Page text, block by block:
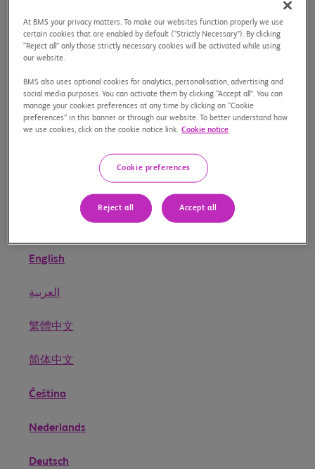
Los estándares de Bristol Myers Squibb
en materia de conducta y ética de
negocios ofrecen un resumen de
importantes políticas y procedimientos
con los que se llevan a cabo los
negocios de la compañía, de manera
legal, ética y responsable.
Los Principios de Integridad proporcionan una guía para
ayudarnos a todos a tomar decisiones éticas. Estos
procedimientos de BMS y son un elemento importante de
nuestro programa de Cumplimiento.
English
العربية
繁體中文
简体中文
Čeština
Nederlands
Deutsch
At BMS your privacy matters. To make our websites function properly we use
certain cookies that are enabled by default (“Strictly Necessary”). By clicking
“Reject all” only those strictly necessary cookies will be activated while using
our website.
BMS also uses optional cookies for analytics, personalisation, advertising and
social media purposes. You can activate them by clicking “Accept all”. You can
manage your cookies preferences at any time by clicking on “Cookie
preferences” in this banner or through our website. To better understand how
we use cookies, click on the cookie notice link. Cookie notice
Cookie preferences
Reject all Accept all